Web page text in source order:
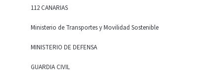
112 CANARIAS
Ministerio de Transportes y Movilidad Sostenible
MINISTERIO DE DEFENSA
GUARDIA CIVIL